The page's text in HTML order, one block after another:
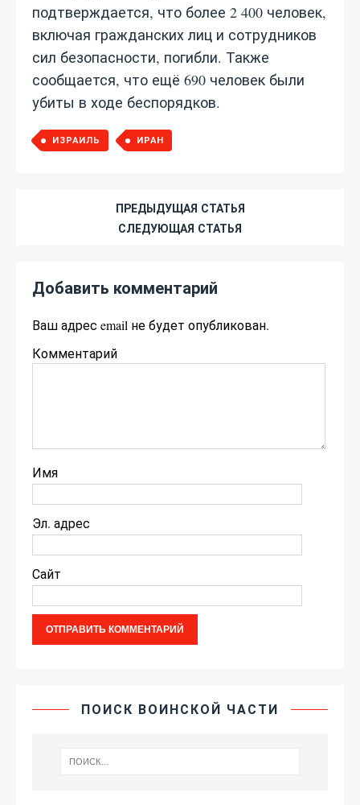
подтверждается, что более 2 400 человек,
включая гражданских лиц и сотрудников
сил безопасности, погибли. Также
сообщается, что ещё 690 человек были
убиты в ходе беспорядков.
ИЗРАИЛЬ ИРАН
ПРЕДЫДУЩАЯ СТАТЬЯ
СЛЕДУЮЩАЯ СТАТЬЯ
Добавить комментарий
Ваш адрес email не будет опубликован.
Комментарий
Имя
Эл. адрес
Сайт
ПОИСК ВОИНСКОЙ ЧАСТИ